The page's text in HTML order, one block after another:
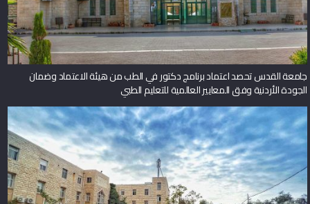
جامعة القدس تحصد اعتماد برنامج دكتور في الطب من هيئة الاعتماد وضمان
الجودة الأردنية وفق المعايير العالمية للتعليم الطبي